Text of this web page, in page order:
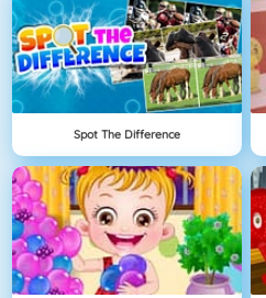
Spot The Difference